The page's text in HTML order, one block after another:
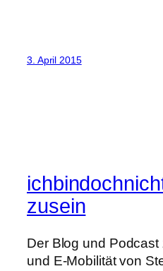
3. April 2015
zusein
Der Blog und
und E-Mobilität von